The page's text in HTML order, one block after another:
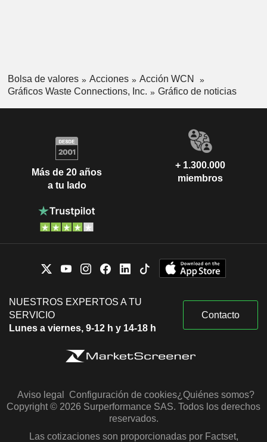
Bolsa de valores Acciones
Acción WCN
Gráficos Waste Connections, Inc.
Gráfico de noticias
Más de 20 años
a tu lado
+ 1.300.000
miembros
NUESTROS EXPERTOS A TU
SERVICIO
Lunes a viernes, 9-12 h y 14-18 h
Contacto
Aviso legal Configuración de cookies¿Quiénes somos?
Copyright © 2026 Surperformance SAS. Todos los derechos
reservados.
Las cotizaciones son proporcionadas por Factset,